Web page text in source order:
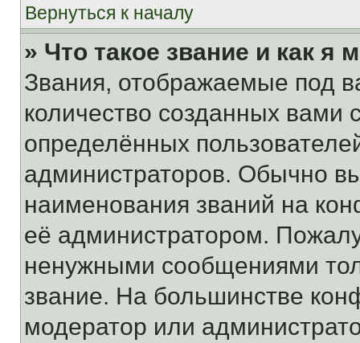
Вернуться к началу
» Что такое звание и как я
Звания, отображаемые под
количество созданных
определённых
администраторов. Обычно
наименования званий на
её администратором.
ненужными сообщениями
звание. На большинстве
модератор или